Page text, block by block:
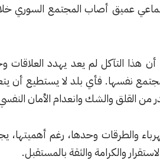
المجتمع السوري خلال السنوات
لم يعد يهدد العلاقات وحدها فقط،
فأي بلد لا يستطيع أن يتعافى إذا كان
وانعدام الأمان النفسي.
وحدها، رغم أهميتها، يجب أن تُبنى
والثقة بالمستقبل.